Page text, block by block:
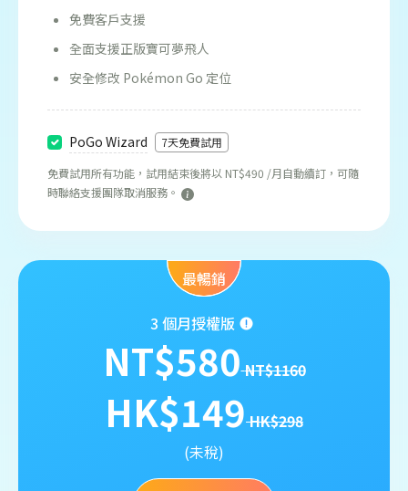
免費客戶支援
全面支援正版寶可夢飛人
安全修改 Pokémon Go 定位
PoGo Wizard
7天免費試用
免費試用所有功能，試用結束後將以 NT$490 /月自動續訂，可隨
時聯絡支援團隊取消服務。
最暢銷
3 個月授權版
NT$580NT$1160
HK$149 HK$298
(未稅)